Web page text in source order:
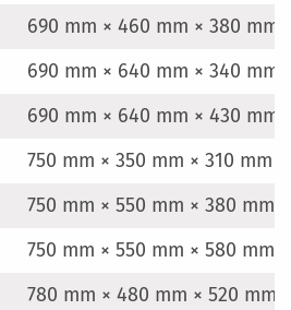
690 mm × 460 mm × 380 mm
690 mm × 640 mm × 340 mm
690 mm × 640 mm × 430 mm
750 mm × 350 mm × 310 mm
750 mm × 550 mm × 380 mm
750 mm × 550 mm × 580 mm
780 mm × 480 mm × 520 mm